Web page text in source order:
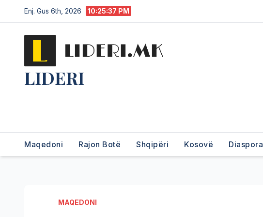
Enj. Gus 6th, 2026 10:25:38 PM
LIDERI
Maqedoni Rajon Botë Shqipëri Kosovë Diaspora
MAQEDONI